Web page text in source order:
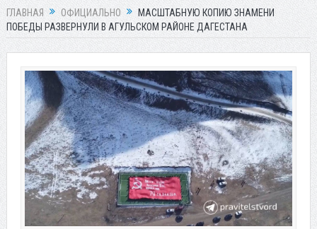
ГЛАВНАЯ ОФИЦИАЛЬНО
МАСШТАБНУЮ КОПИЮ ЗНАМЕНИ
ПОБЕДЫ РАЗВЕРНУЛИ В АГУЛЬСКОМ РАЙОНЕ ДАГЕСТАНА